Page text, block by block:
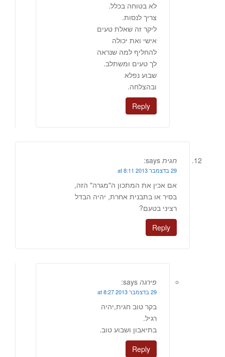
לא בטוחה בכלל.
צריך לנסות.
ליקר זה שאלת טעים
אישי ואת יכולה
להחליף למה שנראה
לך טעים ומשתלב.
שבוע נפלא
ובהצלחה.
Reply
חגית says:
29 בדצמבר 2013 at 8:11
אם אכין את המתכון ה"מגרה" הזה,
בסיר או בתבנית אחרת, יהיה הבדל
רציני בטעם?
Reply
פירגה says:
29 בדצמבר 2013 at 8:27
בקר טוב חגית,יהיה
רגיל.
בתיאבון ושבוע טוב.
Reply